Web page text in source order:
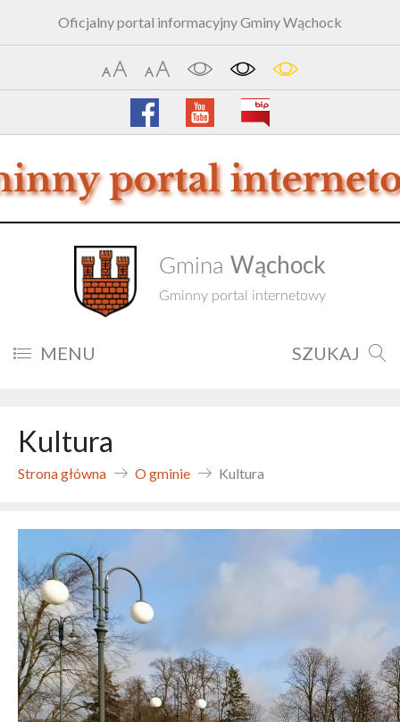
Oficjalny portal informacyjny Gminy Wąchock
Gmina Wąchock
Gminny portal internetowy
MENU SZUKAJ
Kultura
Strona główna O gminie Kultura